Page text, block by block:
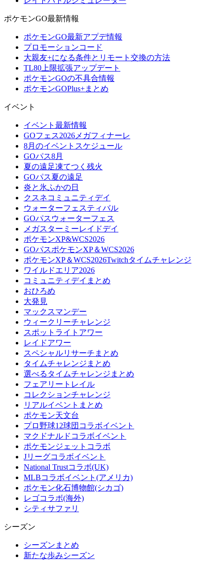
ポケモンGO最新情報
ポケモンGO最新アプデ情報
プロモーションコード
大親友+になる条件とリモート交換の方法
TL80上限拡張アップデート
ポケモンGOの不具合情報
ポケモンGOPlus+まとめ
イベント
イベント最新情報
GOフェス2026メガフィナーレ
8月のイベントスケジュール
GOパス8月
夏の遠足凍てつく残火
GOパス夏の遠足
炎と氷ふかの日
クスネコミュニティデイ
ウォーターフェスティバル
GOパスウォーターフェス
メガスターミーレイドデイ
ポケモンXP&WCS2026
GOパスポケモンXP＆WCS2026
ポケモンXP＆WCS2026Twitchタイムチャレンジ
ワイルドエリア2026
コミュニティデイまとめ
おひろめ
大発見
マックスマンデー
ウィークリーチャレンジ
スポットライトアワー
レイドアワー
スペシャルリサーチまとめ
タイムチャレンジまとめ
選べるタイムチャレンジまとめ
フェアリートレイル
コレクションチャレンジ
リアルイベントまとめ
ポケモン天文台
プロ野球12球団コラボイベント
マクドナルドコラボイベント
ポケモンジェットコラボ
Jリーグコラボイベント
National Trustコラボ(UK)
MLBコラボイベント(アメリカ)
ポケモン化石博物館(シカゴ)
レゴコラボ(海外)
シティサファリ
シーズン
シーズンまとめ
新たな歩みシーズン